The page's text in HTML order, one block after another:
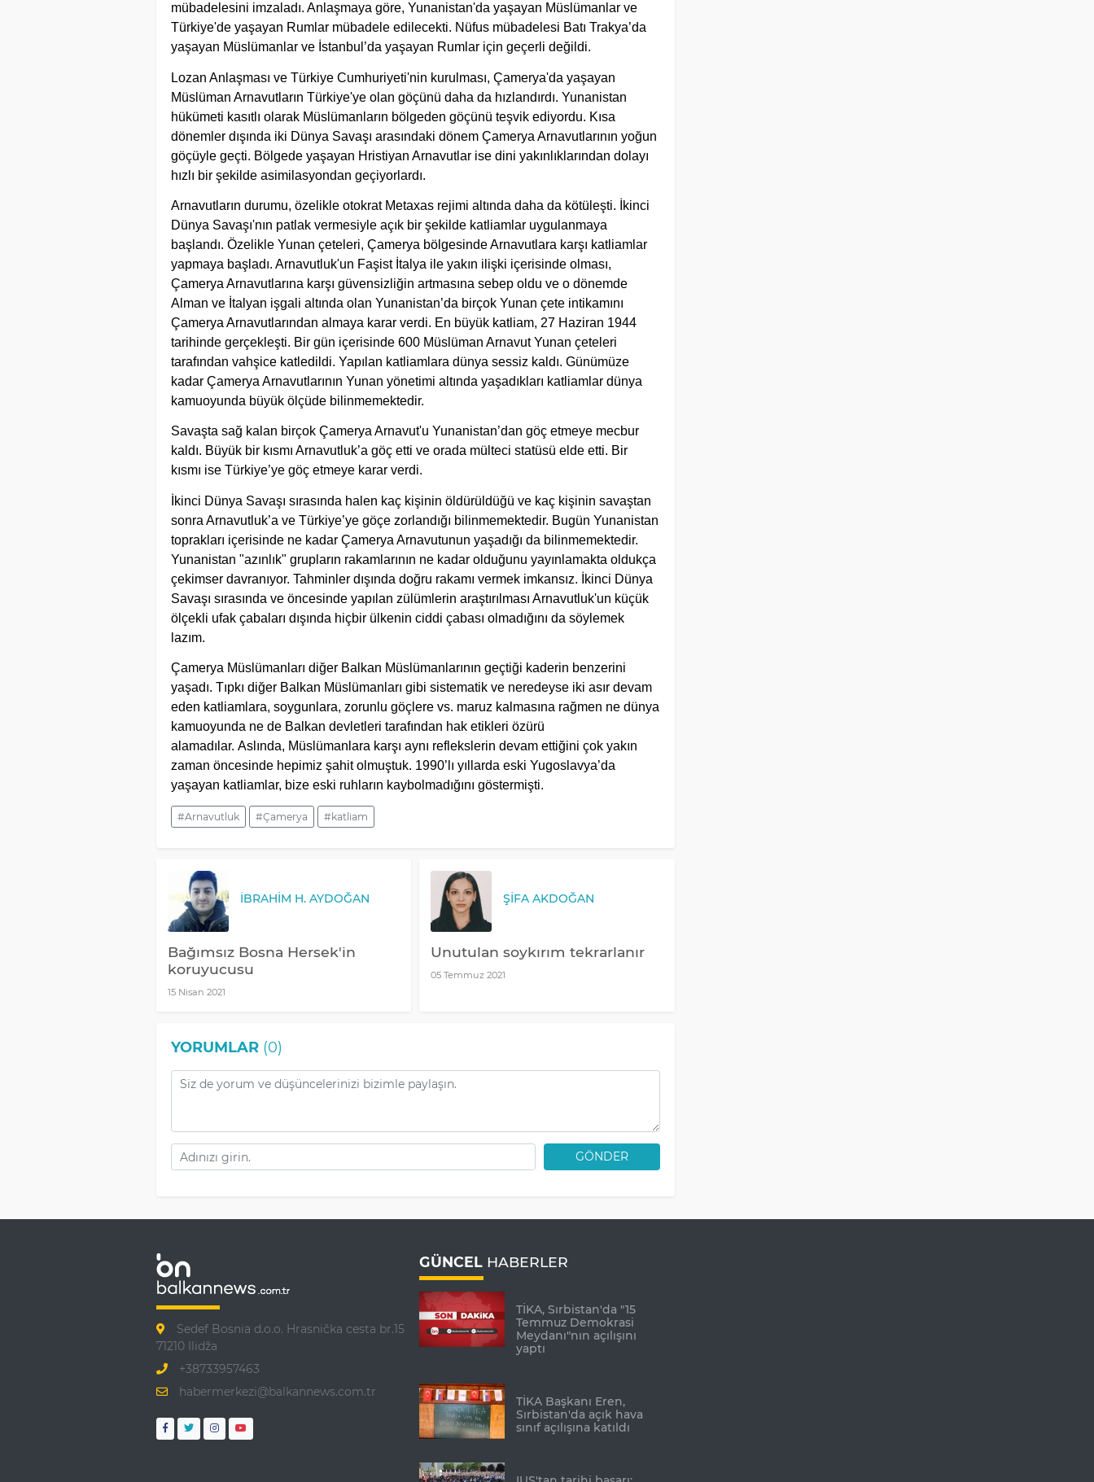
mübadelesini imzaladı. Anlaşmaya göre, Yunanistan'da yaşayan Müslümanlar ve
Türkiye'de yaşayan Rumlar mübadele edilecekti. Nüfus mübadelesi Batı Trakya’da
yaşayan Müslümanlar ve İstanbul’da yaşayan Rumlar için geçerli değildi.
Lozan Anlaşması ve Türkiye Cumhuriyeti'nin kurulması, Çamerya'da yaşayan
Müslüman Arnavutların Türkiye'ye olan göçünü daha da hızlandırdı. Yunanistan
hükümeti kasıtlı olarak Müslümanların bölgeden göçünü teşvik ediyordu. Kısa
dönemler dışında iki Dünya Savaşı arasındaki dönem Çamerya Arnavutlarının yoğun
göçüyle geçti. Bölgede yaşayan Hristiyan Arnavutlar ise dini yakınlıklarından dolayı
hızlı bir şekilde asimilasyondan geçiyorlardı.
Arnavutların durumu, özelikle otokrat Metaxas rejimi altında daha da kötüleşti. İkinci
Dünya Savaşı'nın patlak vermesiyle açık bir şekilde katliamlar uygulanmaya
başlandı. Özelikle Yunan çeteleri, Çamerya bölgesinde Arnavutlara karşı katliamlar
yapmaya başladı. Arnavutluk'un Faşist İtalya ile yakın ilişki içerisinde olması,
Çamerya Arnavutlarına karşı güvensizliğin artmasına sebep oldu ve o dönemde
Alman ve İtalyan işgali altında olan Yunanistan’da birçok Yunan çete intikamını
Çamerya Arnavutlarından almaya karar verdi. En büyük katliam, 27 Haziran 1944
tarihinde gerçekleşti. Bir gün içerisinde 600 Müslüman Arnavut Yunan çeteleri
tarafından vahşice katledildi. Yapılan katliamlara dünya sessiz kaldı. Günümüze
kadar Çamerya Arnavutlarının Yunan yönetimi altında yaşadıkları katliamlar dünya
kamuoyunda büyük ölçüde bilinmemektedir.
Savaşta sağ kalan birçok Çamerya Arnavut'u Yunanistan’dan göç etmeye mecbur
kaldı. Büyük bir kısmı Arnavutluk’a göç etti ve orada mülteci statüsü elde etti. Bir
kısmı ise Türkiye’ye göç etmeye karar verdi.
İkinci Dünya Savaşı sırasında halen kaç kişinin öldürüldüğü ve kaç kişinin savaştan
sonra Arnavutluk’a ve Türkiye’ye göçe zorlandığı bilinmemektedir. Bugün Yunanistan
toprakları içerisinde ne kadar Çamerya Arnavutunun yaşadığı da bilinmemektedir.
Yunanistan "azınlık" grupların rakamlarının ne kadar olduğunu yayınlamakta oldukça
çekimser davranıyor. Tahminler dışında doğru rakamı vermek imkansız. İkinci Dünya
Savaşı sırasında ve öncesinde yapılan zülümlerin araştırılması Arnavutluk'un küçük
ölçekli ufak çabaları dışında hiçbir ülkenin ciddi çabası olmadığını da söylemek
lazım.
Çamerya Müslümanları diğer Balkan Müslümanlarının geçtiği kaderin benzerini
yaşadı. Tıpkı diğer Balkan Müslümanları gibi sistematik ve neredeyse iki asır devam
eden katliamlara, soygunlara, zorunlu göçlere vs. maruz kalmasına rağmen ne dünya
kamuoyunda ne de Balkan devletleri tarafından hak etikleri özürü
alamadılar. Aslında, Müslümanlara karşı aynı reflekslerin devam ettiğini çok yakın
zaman öncesinde hepimiz şahit olmuştuk. 1990’lı yıllarda eski Yugoslavya’da
yaşayan katliamlar, bize eski ruhların kaybolmadığını göstermişti.
#Arnavutluk #Çamerya #katliam
İBRAHIM H. AYDOĞAN
Bağımsız Bosna Hersek'in
koruyucusu
15 Nisan 2021
ŞIFA AKDOĞAN
Unutulan soykırım tekrarlanır
05 Temmuz 2021
YORUMLAR(0)
GÖNDER
Sedef Bosnia d.o.o. Hrasnička cesta br.15
71210 Ilidža
+38733957463
habermerkezi@balkannews.com.tr
GÜNCEL HABERLER
TİKA, Sırbistan'da "15
Temmuz Demokrasi
Meydanı"nın açılışını
yaptı
TİKA Başkanı Eren,
Sırbistan'da açık hava
sınıf açılışına katıldı